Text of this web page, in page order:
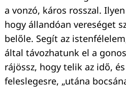
a vonzó, káros rosszal.
hogy állandóan vereséget
belőle. Segít az
által távozhatunk el a
rájössz, hogy telik az idő,
feleslegesre, „utána